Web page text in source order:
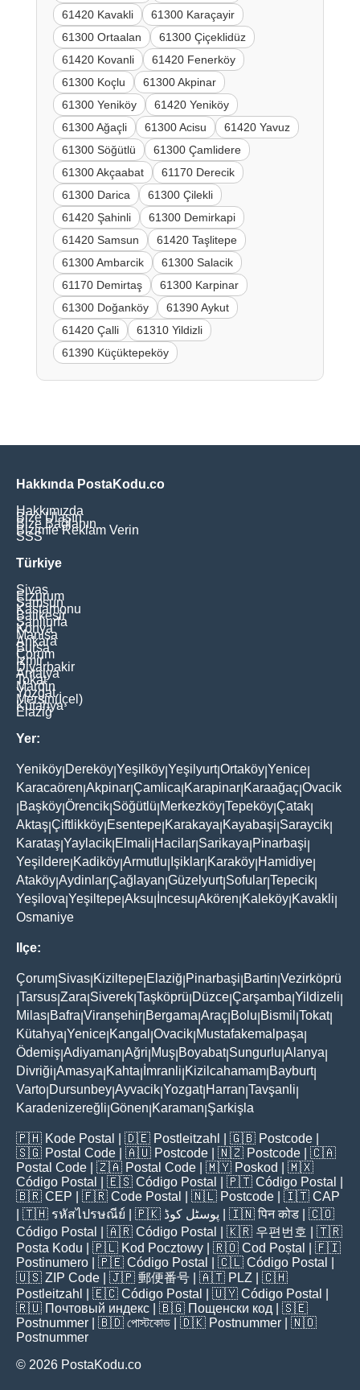
61420 Kavakli
61300 Karaçayir
61300 Ortaalan
61300 Çiçeklidüz
61420 Kovanli
61420 Fenerköy
61300 Koçlu
61300 Akpinar
61300 Yeniköy
61420 Yeniköy
61300 Ağaçli
61300 Acisu
61420 Yavuz
61300 Söğütlü
61300 Çamlidere
61300 Akçaabat
61170 Derecik
61300 Darica
61300 Çilekli
61420 Şahinli
61300 Demirkapi
61420 Samsun
61420 Taşlitepe
61300 Ambarcik
61300 Salacik
61170 Demirtaş
61300 Karpinar
61300 Doğanköy
61390 Aykut
61420 Çalli
61310 Yildizli
61390 Küçüktepeköy
Hakkında PostaKodu.co
Hakkımızda
Bize Ulaşın
Bize Bağlanın
Bizimle Reklam Verin
SSS
Türkiye
Sivas
Erzurum
Samsun
Kastamonu
Balikesir
Şanliurfa
Konya
Manisa
Ankara
Bursa
Çorum
İzmir
Diyarbakir
Antalya
Tokat
Mardin
Yozgat
Mersin(İçel)
Kütahya
Elaziğ
Yer:
Yeniköy Dereköy Yeşilköy Yeşilyurt|Ortaköy Yenice
Karacaören Akpinar Çamlica Karapinar Karaağaç Ovacik
Başköy Örencik Söğütlü Merkezköy Tepeköy Çatak
Aktaş Çiftlikköy Esentepe Karakaya Kayabaşi Saraycik
Karataş Yaylacik Elmali Hacilar Sarikaya Pinarbaşi
Yeşildere Kadiköy Armutlu Işiklar Karaköy Hamidiye
Ataköy Aydinlar Çağlayan Güzelyurt| Sofular Tepecik
Yeşilova Yeşiltepe Aksu İncesu Akören Kaleköy Kavakli
Osmaniye
Ilçe:
Çorum Sivas Kiziltepe Elaziğ Pinarbaşi Bartin Vezirköprü
Tarsus Zara Siverek Taşköprü Düzce Çarşamba Yildizeli
Milas Bafra Viranşehir Bergama Araç Bolu Bismil Tokat|
Kütahya Yenice Kangal Ovacik Mustafakemalpaşa
Ödemiş Adiyaman Ağri Muş Boyabat| Sungurlu Alanya
Divriği Amasya Kahta İmranli Kizilcahamam Bayburt|
Varto Dursunbey Ayvacik Yozgat| Harran Tavşanli
Karadenizereğli Gönen Karaman Şarkişla
🇵🇭 Kode Postal | 🇩🇪 Postleitzahl | 🇬🇧 Postcode
🇸🇬 Postal Code | 🇦🇺 Postcode | 🇳🇿 Postcode | 🇨🇦
Postal Code | 🇿🇦 Postal Code | 🇲🇾 Poskod
| 🇲🇽
Código Postal
| 🇪🇸 Código Postal | 🇵🇹 Código Postal
🇧🇷 CEP | 🇫🇷 Code Postal | 🇳🇱 Postcode | 🇮🇹 CAP
| 🇹🇭 รหัสไปรษณีย์ | 🇵🇰 پوسٹل کوڈ | 🇮🇳पिन कोड | 🇨🇴
Código Postal
| 🇦🇷 Código Postal | 🇰🇷 우편번호 | 🇹🇷
Posta Kodu | 🇵🇱 Kod Pocztowy | 🇷🇴 Cod Poștal
| 🇫🇮
Postinumero | 🇵🇪 Código Postal | 🇨🇱 Código Postal
🇺🇸 ZIP Code | 🇯🇵 郵便番号 | 🇦🇹 PLZ | 🇨🇭
Postleitzahl
| 🇪🇨 Código Postal | 🇺🇾 Código Postal
🇷🇺 Почтовый индекс | 🇧🇬 Пощенски код | 🇸🇪
Postnummer | 🇧🇩 পোস্টকোড | 🇩🇰 Postnummer | 🇳🇴
Postnummer
© 2026 PostaKodu.co